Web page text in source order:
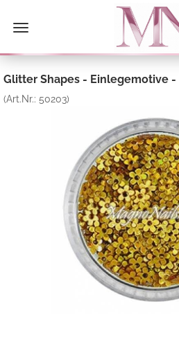
Glitter Shapes - Einlegemotive
(Art.Nr.: 50203)